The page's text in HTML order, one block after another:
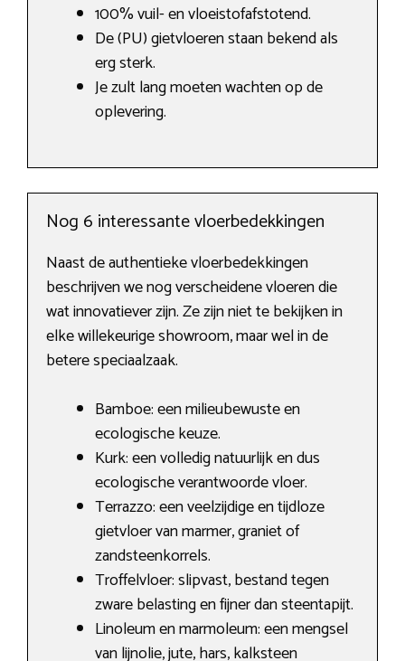
100% vuil- en vloeistofafstotend.
De (PU) gietvloeren staan bekend als
erg sterk.
Je zult lang moeten wachten op de
oplevering.
Nog 6 interessante vloerbedekkingen
Naast de authentieke vloerbedekkingen
beschrijven we nog verscheidene vloeren die
wat innovatiever zijn. Ze zijn niet te bekijken in
elke willekeurige showroom, maar wel in de
betere speciaalzaak.
Bamboe: een milieubewuste en
ecologische keuze.
Kurk: een volledig natuurlijk en dus
ecologische verantwoorde vloer.
Terrazzo: een veelzijdige en tijdloze
gietvloer van marmer, graniet of
zandsteenkorrels.
Troffelvloer: slipvast, bestand tegen
zware belasting en fijner dan steentapijt.
Linoleum en marmoleum: een mengsel
van lijnolie, jute, hars, kalksteen